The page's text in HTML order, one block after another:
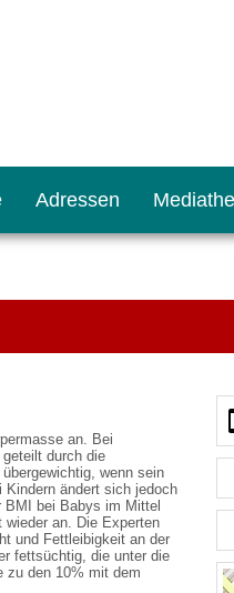
Adressen
an. Bei
durch die
wenn sein
ändert sich jedoch
BMI bei Babys im Mittel
an. Die Experten
und Fettleibigkeit an der
fettsüchtig, die unter die
zu den 10% mit dem